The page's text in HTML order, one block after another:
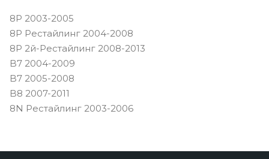
8P 2003-2005
8P Рестайлинг 2004-2008
8P 2й-Рестайлинг 2008-2013
B7 2004-2009
B7 2005-2008
B8 2007-2011
8N Рестайлинг 2003-2006